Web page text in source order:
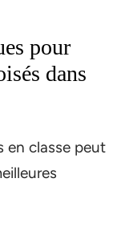
pour
dans
en classe peut